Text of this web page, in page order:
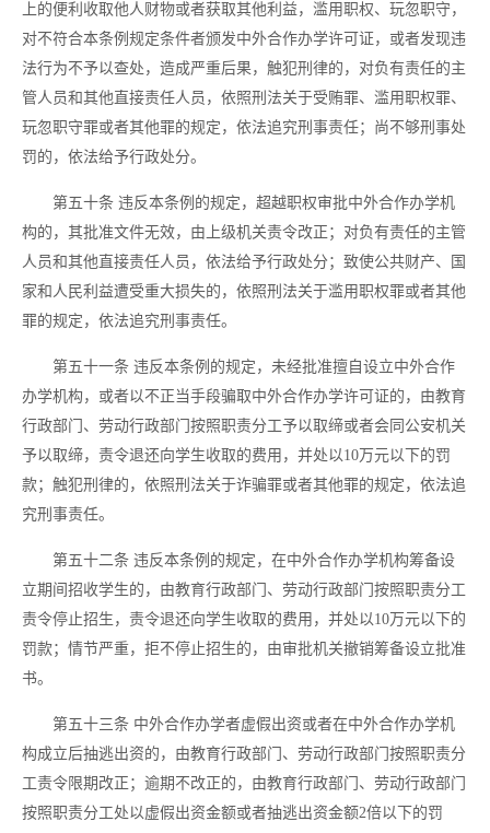
上的便利收取他人财物或者获取其他利益，滥用职权、玩忽职守，
对不符合本条例规定条件者颁发中外合作办学许可证，或者发现违
法行为不予以查处，造成严重后果，触犯刑律的，对负有责任的主
管人员和其他直接责任人员，依照刑法关于受贿罪、滥用职权罪、
玩忽职守罪或者其他罪的规定，依法追究刑事责任；尚不够刑事处
罚的，依法给予行政处分。
第五十条 违反本条例的规定，超越职权审批中外合作办学机
构的，其批准文件无效，由上级机关责令改正；对负有责任的主管
人员和其他直接责任人员，依法给予行政处分；致使公共财产、国
家和人民利益遭受重大损失的，依照刑法关于滥用职权罪或者其他
罪的规定，依法追究刑事责任。
第五十一条 违反本条例的规定，未经批准擅自设立中外合作
办学机构，或者以不正当手段骗取中外合作办学许可证的，由教育
行政部门、劳动行政部门按照职责分工予以取缔或者会同公安机关
予以取缔，责令退还向学生收取的费用，并处以10万元以下的罚
款；触犯刑律的，依照刑法关于诈骗罪或者其他罪的规定，依法追
究刑事责任。
第五十二条 违反本条例的规定，在中外合作办学机构筹备设
立期间招收学生的，由教育行政部门、劳动行政部门按照职责分工
责令停止招生，责令退还向学生收取的费用，并处以10万元以下的
罚款；情节严重，拒不停止招生的，由审批机关撤销筹备设立批准
书。
第五十三条 中外合作办学者虚假出资或者在中外合作办学机
构成立后抽逃出资的，由教育行政部门、劳动行政部门按照职责分
工责令限期改正；逾期不改正的，由教育行政部门、劳动行政部门
按照职责分工处以虚假出资金额或者抽逃出资金额2倍以下的罚